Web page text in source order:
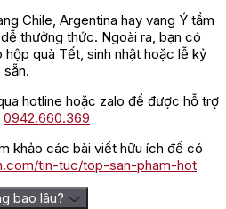
Chile, Argentina hay vang Ý tầm
thưởng thức. Ngoài ra, bạn có
quà Tết, sinh nhật hoặc lễ kỷ
hotline hoặc zalo để được hỗ trợ
0942.660.369
khảo các bài viết hữu ích để có
tin-tuc/top-san-pham-hot
bao lâu?